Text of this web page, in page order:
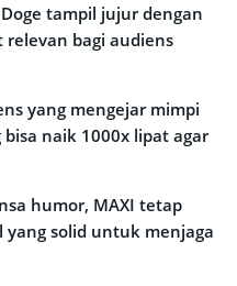
tampil jujur dengan
relevan bagi audiens
yang mengejar mimpi
naik 1000x lipat agar
humor, MAXI tetap
solid untuk menjaga